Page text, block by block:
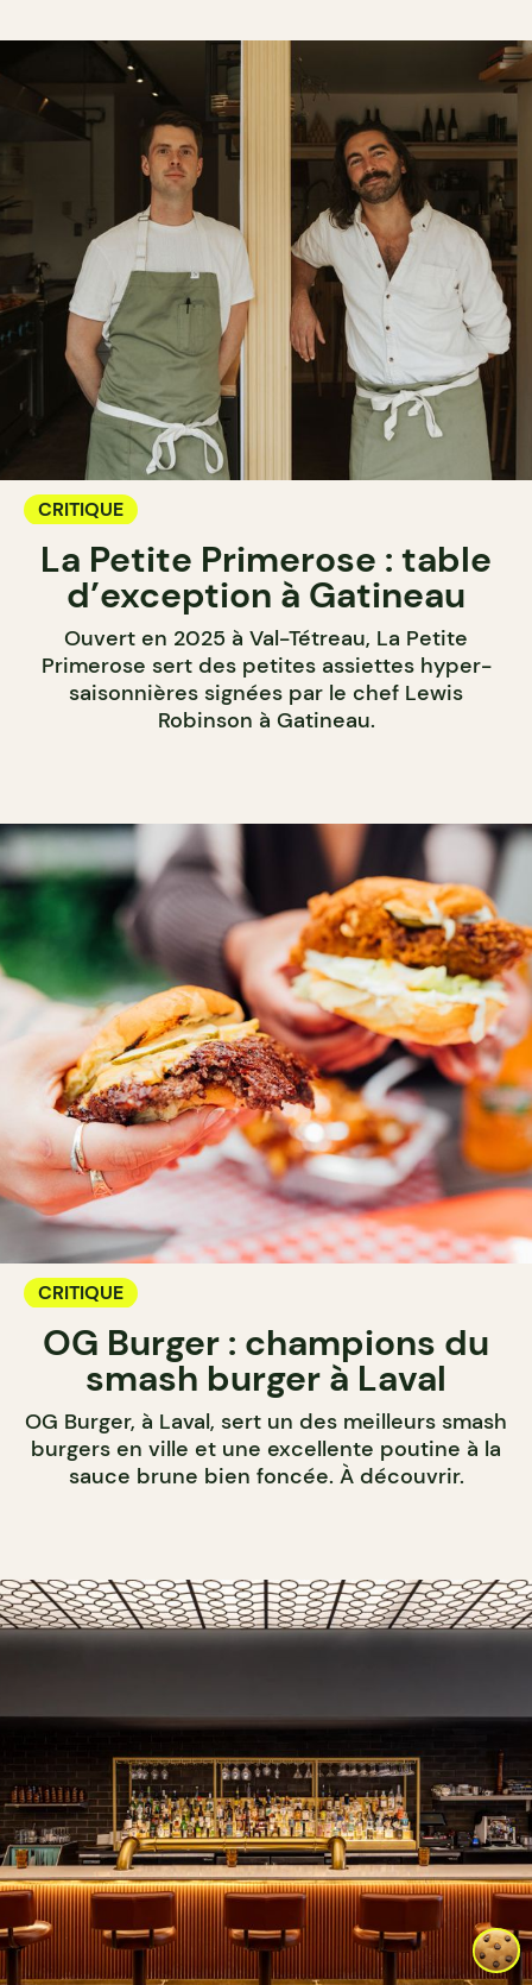
CRITIQUE
La Petite Primerose : table
d’exception à Gatineau
Ouvert en 2025 à Val-Tétreau, La Petite
Primerose sert des petites assiettes hyper-
saisonnières signées par le chef Lewis
Robinson à Gatineau.
CRITIQUE
OG Burger : champions du
smash burger à Laval
OG Burger, à Laval, sert un des meilleurs smash
burgers en ville et une excellente poutine à la
sauce brune bien foncée. À découvrir.